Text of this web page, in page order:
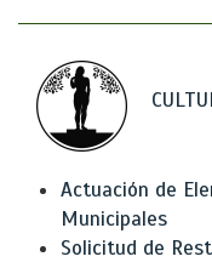
Actuación de
Municipales
Solicitud de